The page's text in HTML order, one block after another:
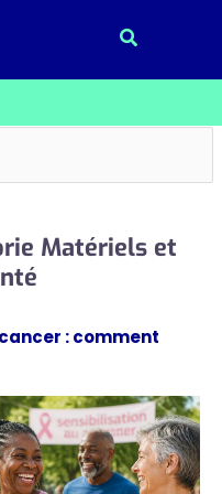
Matériels et
: comment